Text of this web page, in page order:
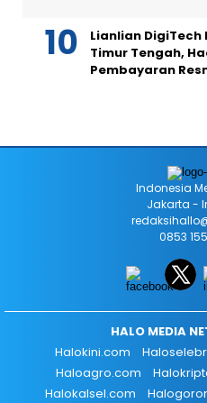
Lianlian
Timur Tengah,
Pembayaran
Indonesia
Jakarta -
0853
HALO MEDIA
Halokini.com
Haloagro.com
Halokalsel.com